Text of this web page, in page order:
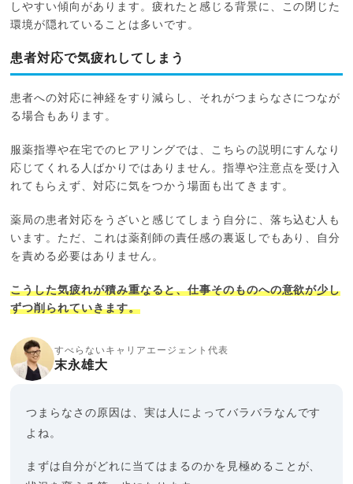
しやすい傾向があります。疲れたと感じる背景に、この閉じた
環境が隠れていることは多いです。
患者対応で気疲れしてしまう
患者への対応に神経をすり減らし、それがつまらなさにつなが
る場合もあります。
服薬指導や在宅でのヒアリングでは、こちらの説明にすんなり
応じてくれる人ばかりではありません。指導や注意点を受け入
れてもらえず、対応に気をつかう場面も出てきます。
薬局の患者対応をうざいと感じてしまう自分に、落ち込む人も
います。ただ、これは薬剤師の責任感の裏返しでもあり、自分
を責める必要はありません。
こうした気疲れが積み重なると、仕事そのものへの意欲が少し
ずつ削られていきます。
すべらないキャリアエージェント代表
末永雄大
つまらなさの原因は、実は人によってバラバラなんです
よね。
まずは自分がどれに当てはまるのかを見極めることが、